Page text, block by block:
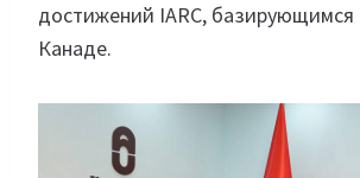
достижений IARC,
Канаде.